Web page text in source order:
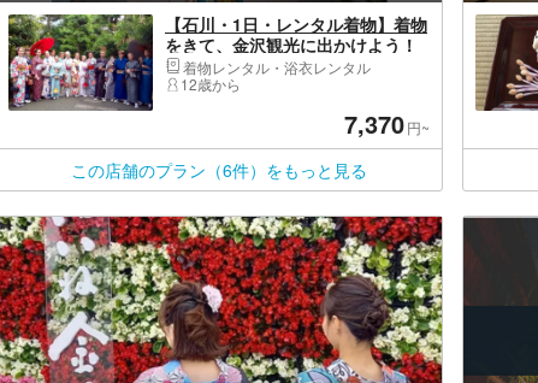
【石川・1日・レンタル着物】着物
をきて、金沢観光に出かけよう！
ゆっくり翌日返却プラン
着物レンタル・浴衣レンタル
12歳から
7,370円~
この店舗のプラン（6件）をもっと見る